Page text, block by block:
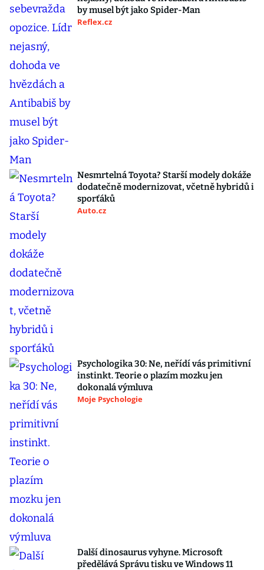
by musel být jako Spider-Man
Reflex.cz
Nesmrtelná Toyota? Starší modely dokáže
dodatečně modernizovat, včetně hybridů i
sporťáků
Auto.cz
Psychologika 30: Ne, neřídí vás primitivní
instinkt. Teorie o plazím mozku jen
dokonalá výmluva
Moje Psychologie
Další dinosaurus vyhyne. Microsoft
předělává Správu tisku ve Windows 11